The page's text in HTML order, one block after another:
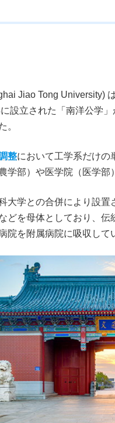
Jiao Tong University)
設立された「南洋公学
。
整において工学系だけの
学部）や医学院（医学部
大学との合併により設
どを母体としており、
院を附属病院に吸収して